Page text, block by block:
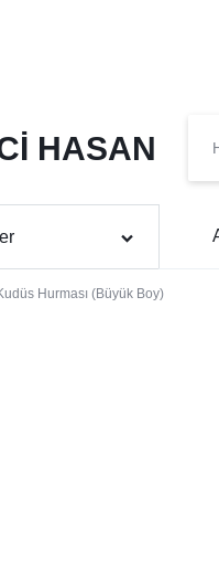
Hurması (Büyük Boy)